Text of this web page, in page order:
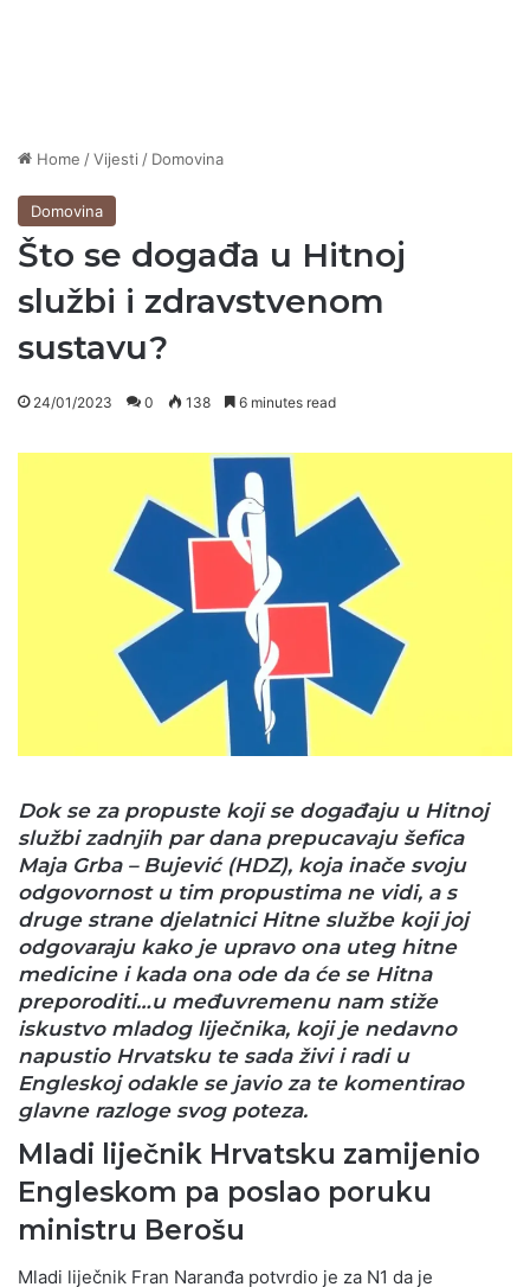
Home /Vijesti / Domovina
Domovina
Što se događa u Hitnoj
službi i zdravstvenom
sustavu?
24/01/2023 0 138 6 minutes read
Dok se za propuste koji se događaju u Hitnoj
službi zadnjih par dana prepucavaju šefica
Maja Grba – Bujević (HDZ), koja inače svoju
odgovornost u tim propustima ne vidi, a s
druge strane djelatnici Hitne službe koji joj
odgovaraju kako je upravo ona uteg hitne
medicine i kada ona ode da će se Hitna
preporoditi…u međuvremenu nam stiže
iskustvo mladog liječnika, koji je nedavno
napustio Hrvatsku te sada živi i radi u
Engleskoj odakle se javio za te komentirao
glavne razloge svog poteza.
Mladi liječnik Hrvatsku zamijenio
Engleskom pa poslao poruku
ministru Berošu
Mladi liječnik Fran Naranđa potvrdio je za N1 da je